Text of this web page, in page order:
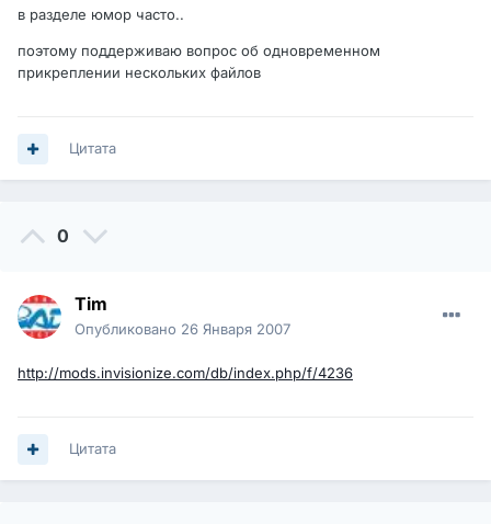
в разделе юмор часто..
поэтому поддерживаю вопрос об одновременном
прикреплении нескольких файлов
Цитата
0
Tim
Опубликовано 26 Января 2007
http://mods.invisionize.com/db/index.php/f/4236
Цитата